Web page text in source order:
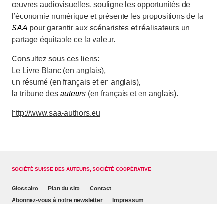
œuvres audiovisuelles, souligne les opportunités de
l’économie numérique et présente les propositions de la
SAA pour garantir aux scénaristes et réalisateurs un
partage équitable de la valeur.
Consultez sous ces liens:
Le Livre Blanc (en anglais),
un résumé (en français et en anglais),
la tribune des auteurs (en français et en anglais).
http://www.saa-authors.eu
SOCIÉTÉ SUISSE DES AUTEURS, SOCIÉTÉ COOPÉRATIVE
Glossaire Plan du site
Contact
Abonnez-vous à notre newsletter
Impressum